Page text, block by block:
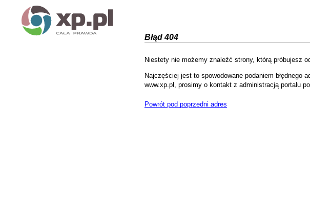
Błąd 404
Niestety nie możemy znaleźć strony, którą próbujesz
Najczęściej jest to spowodowane podaniem
www.xp.pl, prosimy o kontakt z administracją portalu
Powrót pod poprzedni adres